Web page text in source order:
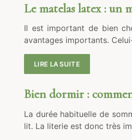
Le matelas latex : un
Il est important de bien
avantages importants.
LIRE LA SUITE
Bien dormir :
La durée habituelle de
lit. La literie est donc très